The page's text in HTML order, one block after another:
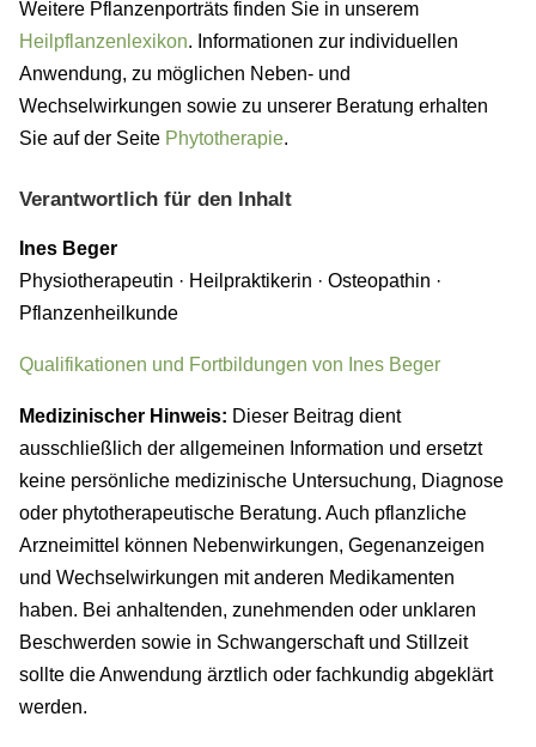
Weitere Pflanzenporträts finden Sie in unserem
Heilpflanzenlexikon. Informationen zur individuellen
Anwendung, zu möglichen Neben- und
Wechselwirkungen sowie zu unserer Beratung erhalten
Sie auf der Seite Phytotherapie.
Verantwortlich für den Inhalt
Ines Beger
Physiotherapeutin · Heilpraktikerin · Osteopathin ·
Pflanzenheilkunde
Qualifikationen und Fortbildungen von Ines Beger
Medizinischer Hinweis: Dieser Beitrag dient
ausschließlich der allgemeinen Information und ersetzt
keine persönliche medizinische Untersuchung, Diagnose
oder phytotherapeutische Beratung. Auch pflanzliche
Arzneimittel können Nebenwirkungen, Gegenanzeigen
und Wechselwirkungen mit anderen Medikamenten
haben. Bei anhaltenden, zunehmenden oder unklaren
Beschwerden sowie in Schwangerschaft und Stillzeit
sollte die Anwendung ärztlich oder fachkundig abgeklärt
werden.